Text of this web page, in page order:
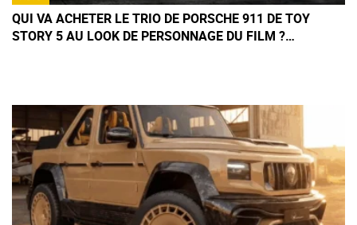
QUI VA ACHETER LE TRIO DE PORSCHE 911 DE TOY
STORY 5 AU LOOK DE PERSONNAGE DU FILM ?